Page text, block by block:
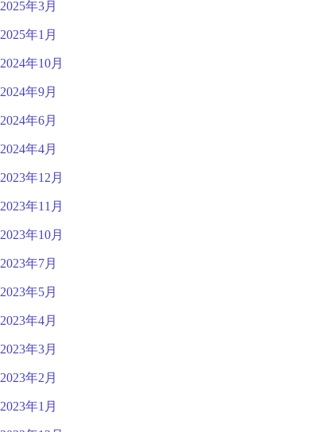
2025年3月
2025年1月
2024年10月
2024年9月
2024年6月
2024年4月
2023年12月
2023年11月
2023年10月
2023年7月
2023年5月
2023年4月
2023年3月
2023年2月
2023年1月